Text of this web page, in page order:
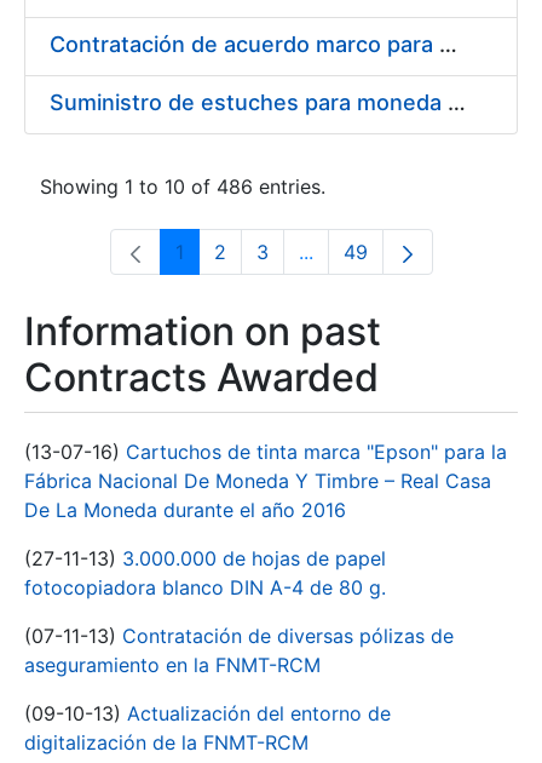
Contratación de acuerdo marco para el Suministro de Material de Electricidad para la Fábrica Nacional de Moneda y Timbre-Real Casa de la Moneda en su centro de trabajo de Burgos
Suministro de estuches para moneda de 30 €
Showing 1 to 10 of 486 entries.
Page
1 Page
2 Page
3 ...Intermediate Pages Use
Page
49
Information on past
Contracts Awarded
(13-07-16) Cartuchos de tinta marca "Epson" para la
Fábrica Nacional De Moneda Y Timbre – Real Casa
De La Moneda durante el año 2016
(27-11-13) 3.000.000 de hojas de papel
fotocopiadora blanco DIN A-4 de 80 g.
(07-11-13) Contratación de diversas pólizas de
aseguramiento en la FNMT-RCM
(09-10-13) Actualización del entorno de
digitalización de la FNMT-RCM